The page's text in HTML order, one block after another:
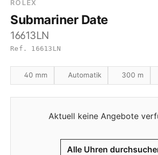
ROLEX
Submariner Date
16613LN
Ref. 16613LN
40 mm Automatik 300 m
Aktuell keine Angebote
Alle Uhren